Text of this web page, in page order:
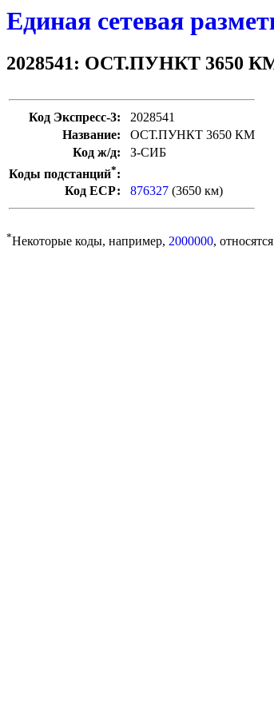
Единая сетевая
2028541: ОСТ.ПУНКТ 3650
Код Экспресс-3:
2028541
Название:
ОСТ.ПУНКТ 3650 КМ
Код ж/д:
З-СИБ
Коды подстанций*:
Код ЕСР:
876327 (3650 км)
*Некоторые коды, например, 2000000,